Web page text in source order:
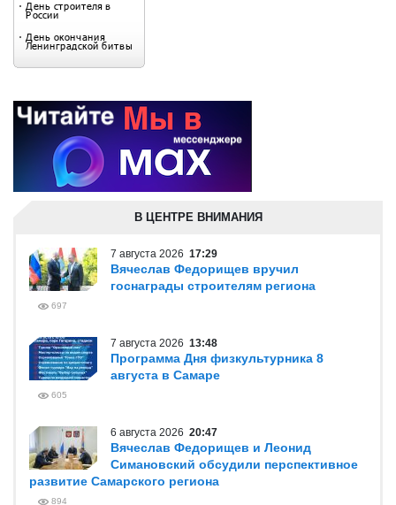
В ЦЕНТРЕ ВНИМАНИЯ
7 августа 2026 17:29
Вячеслав Федорищев вручил
госнаграды строителям региона
697
7 августа 2026 13:48
Программа Дня физкультурника 8
августа в Самаре
605
6 августа 2026 20:47
Вячеслав Федорищев и Леонид
Симановский обсудили перспективное
развитие Самарского региона
894